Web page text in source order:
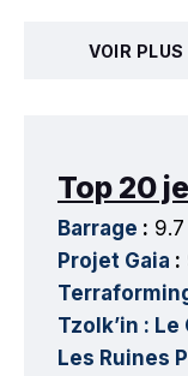
VOIR
Top 20
Barrage : 9.7
Projet Gaia :
Tzolk’in :
Les Ruines